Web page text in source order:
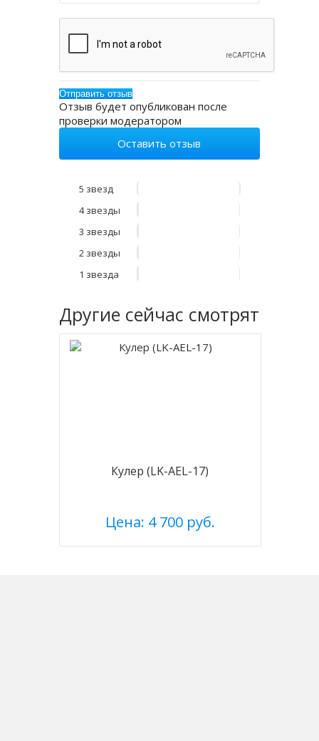
Отзыв будет опубликован после
проверки модератором
Оставить отзыв
5 звезд
4 звезды
3 звезды
2 звезды
1 звезда
Другие сейчас смотрят
Кулер (LK-AEL-17)
Цена: 4 700 руб.